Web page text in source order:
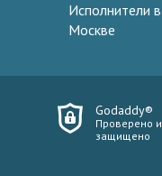
Исполнители в
Москве
Godaddy®
Проверено и
защищено